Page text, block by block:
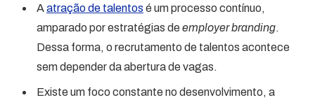
Aatração de talentos é um processo contínuo,
amparado por estratégias deemployer branding.
Dessa forma, o recrutamento de talentos acontece
sem depender da abertura de vagas.
Existe um foco constante no desenvolvimento, a